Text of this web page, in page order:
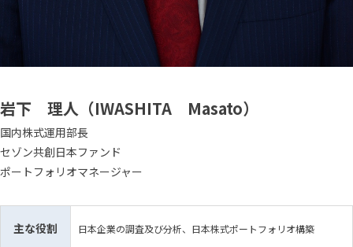
岩下 理人（IWASHITA Masato）
国内株式運用部長
セゾン共創日本ファンド
ポートフォリオマネージャー
主な役割 日本企業の調査及び分析、日本株式ポートフォリオ構築